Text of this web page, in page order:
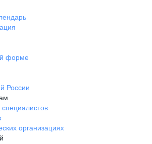
форме
России
организациях